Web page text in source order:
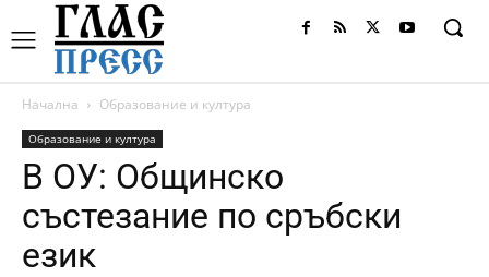
Начална Образование и култура
Образование и култура
В ОУ: Общинско
състезание по сръбски
език